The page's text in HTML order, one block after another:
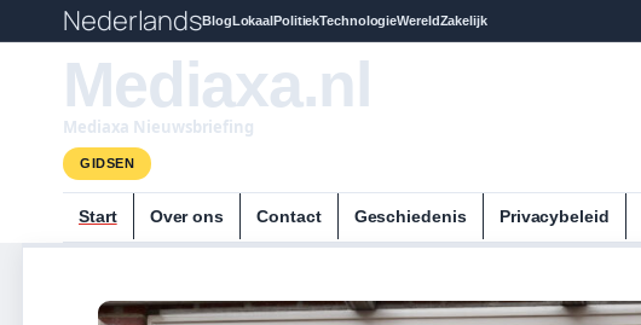
NederlandsBlogLokaalPolitiekTechnologieWereldZakelijk
Mediaxa.nl
Mediaxa Nieuwsbriefing
GIDSEN
Start Over ons Contact Geschiedenis Privacybeleid